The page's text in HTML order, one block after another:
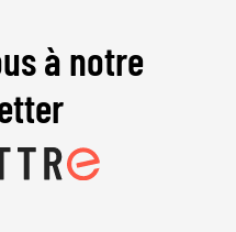
à notre